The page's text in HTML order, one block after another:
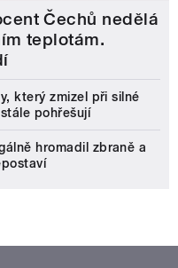
Čechů nedělá
teplotám.
který zmizel při silné
pohřešují
hromadil zbraně a